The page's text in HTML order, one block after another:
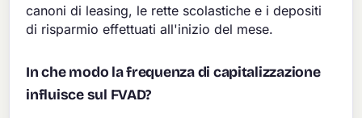
canoni di leasing, le rette scolastiche e i depositi
di risparmio effettuati all'inizio del mese.
In che modo la frequenza di capitalizzazione
influisce sul FVAD?